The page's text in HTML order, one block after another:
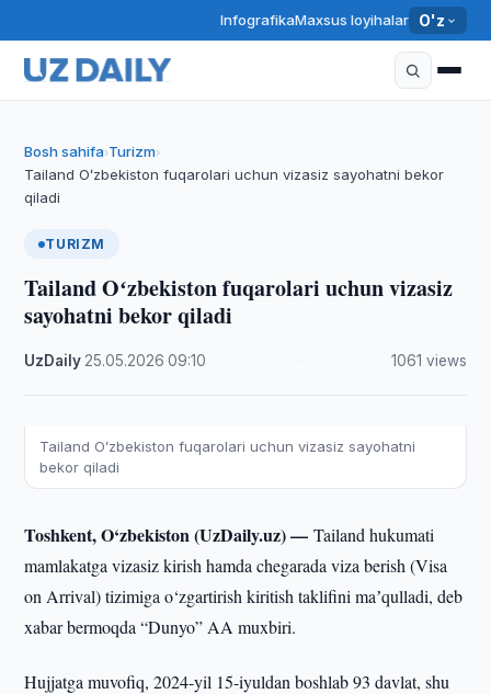
InfografikaMaxsus loyihalar O'z
Bosh sahifa›Turizm›
Tailand Oʻzbekiston fuqarolari uchun vizasiz sayohatni bekor
qiladi
TURIZM
Tailand Oʻzbekiston fuqarolari uchun vizasiz
sayohatni bekor qiladi
UzDaily 25.05.2026 ·09:10 1061 views
Tailand Oʻzbekiston fuqarolari uchun vizasiz sayohatni
bekor qiladi
Toshkent, O‘zbekiston (UzDaily.uz) —Tailand hukumati
mamlakatga vizasiz kirish hamda chegarada viza berish (Visa
on Arrival) tizimiga o‘zgartirish kiritish taklifini maʼqulladi, deb
xabar bermoqda “Dunyo” AA muxbiri.
Hujjatga muvofiq, 2024-yil 15-iyuldan boshlab 93 davlat, shu